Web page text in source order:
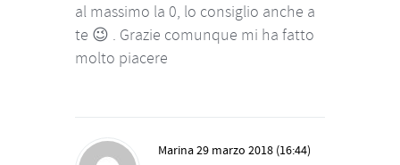
al massimo la 0, lo consiglio anche a
te 😉 . Grazie comunque mi ha fatto
molto piacere
Marina29 marzo 2018 (16:44)